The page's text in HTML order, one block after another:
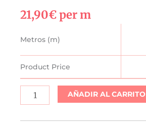
21,90€per m
Metros (m)
Product Price
Rosa
Empolvado
cantidad
AÑADIR AL CARRITO